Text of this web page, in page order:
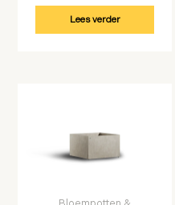
Lees verder